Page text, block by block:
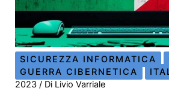
SICUREZZA INFORMATICA
GUERRA CIBERNETICA
2023/ Di Livio Varriale